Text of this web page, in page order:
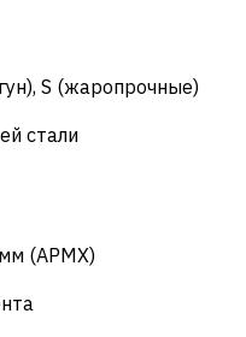
, S (жаропрочные)
стали
(APMX)